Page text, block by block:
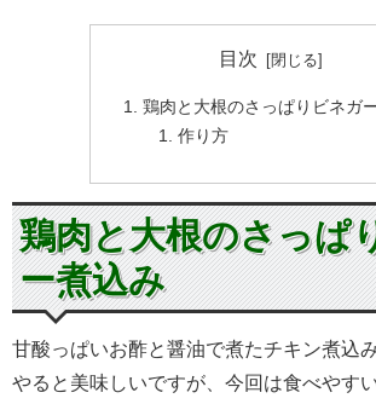
目次
鶏肉と大根のさっぱりビネガ
作り方
鶏肉と大根のさっぱ
ー煮込み
甘酸っぱいお酢と醤油で煮たチキン煮込
やると美味しいですが、今回は食べやす